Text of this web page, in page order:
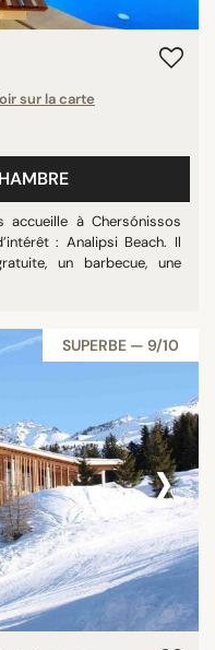
sur la carte
accueille à Chersónissos
: Analipsi Beach. Il
un barbecue, une
SUPERBE — 9/10
›